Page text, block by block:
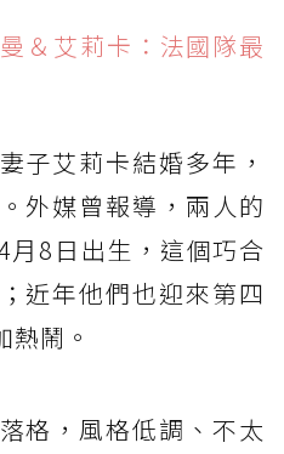
＆艾莉卡：法國隊最
子艾莉卡結婚多年，
外媒曾報導，兩人的
8日出生，這個巧合
近年他們也迎來第四
鬧。
格，風格低調、不太